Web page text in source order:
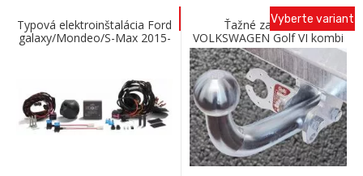
Typová elektroinštalácia Ford
galaxy/Mondeo/S-Max 2015-
Ťažné zariadenie
VOLKSWAGEN Golf VI kombi
(variant) 2009- so skrutkovým
odnímaním A Galia
Vyberte variant